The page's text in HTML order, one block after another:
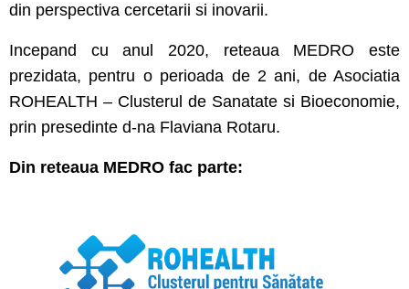
din perspectiva cercetarii si inovarii.
Incepand cu anul 2020, reteaua MEDRO este
prezidata, pentru o perioada de 2 ani, de Asociatia
ROHEALTH – Clusterul de Sanatate si Bioeconomie,
prin presedinte d-na Flaviana Rotaru.
Din reteaua MEDRO fac parte: